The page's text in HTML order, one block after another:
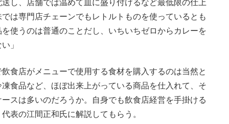
し、店舗では温めて皿に盛り付けるなど最低限の仕上
は専門店チェーンでもレトルトものを使っているとも
使うのは普通のことだし、いちいちゼロからカレーを
」
店がメニューで使用する食材を購入するのは当然と
食品など、ほぼ出来上がっている商品を仕入れて、そ
スは多いのだろうか。自身でも飲食店経営を手掛ける
表の江間正和氏に解説してもらう。